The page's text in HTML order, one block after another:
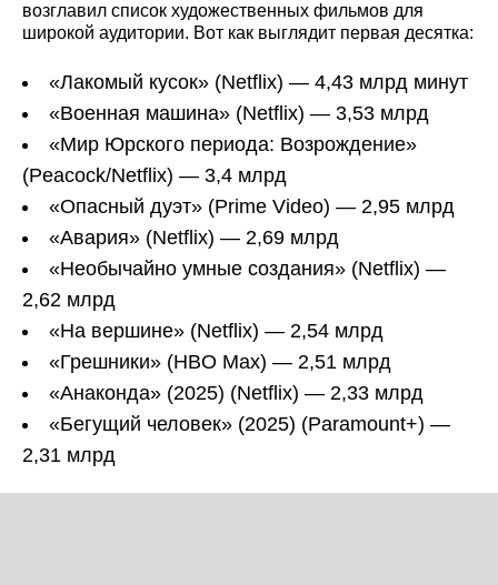
возглавил список художественных фильмов для
широкой аудитории. Вот как выглядит первая десятка:
«Лакомый кусок» (Netflix) — 4,43 млрд минут
«Военная машина» (Netflix) — 3,53 млрд
«Мир Юрского периода: Возрождение»
(Peacock/Netflix) — 3,4 млрд
«Опасный дуэт» (Prime Video) — 2,95 млрд
«Авария» (Netflix) — 2,69 млрд
«Необычайно умные создания» (Netflix) —
2,62 млрд
«На вершине» (Netflix) — 2,54 млрд
«Грешники» (HBO Max) — 2,51 млрд
«Анаконда» (2025) (Netflix) — 2,33 млрд
«Бегущий человек» (2025) (Paramount+) —
2,31 млрд